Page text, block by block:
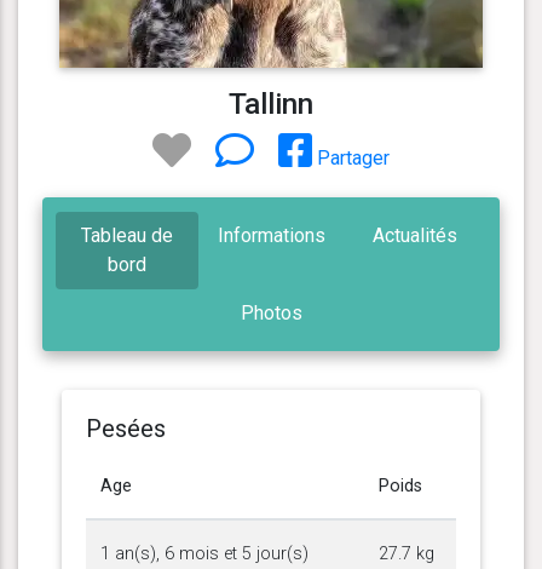
Tallinn
Partager
Tableau de
bord
Informations Actualités
Photos
Pesées
Age Poids
1 an(s), 6 mois et 5 jour(s) 27.7 kg